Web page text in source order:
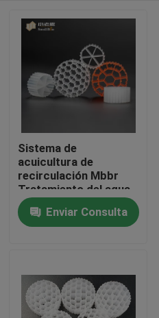
Hogar
Sobre nosotros
Sistema de
acuicultura de
recirculación Mbbr
Tratamiento del agua
Transportador
flotanteEnviar Consulta